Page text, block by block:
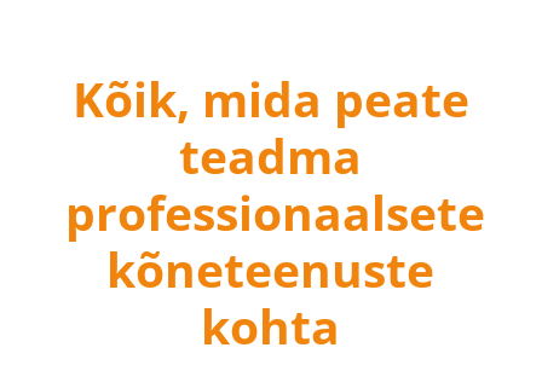
Kõik, mida peate
teadma
professionaalsete
kõneteenuste
kohta